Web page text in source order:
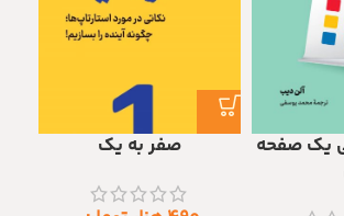
یک صفحه
صفر به یک